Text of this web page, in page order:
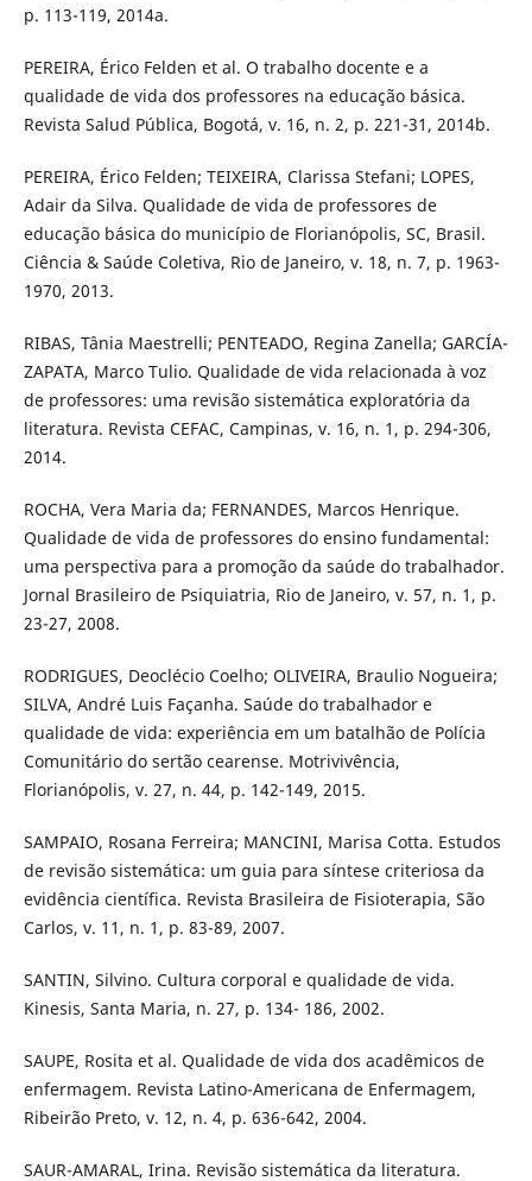
p. 113-119, 2014a.
PEREIRA, Érico Felden et al. O trabalho docente e a
qualidade de vida dos professores na educação básica.
Revista Salud Pública, Bogotá, v. 16, n. 2, p. 221-31, 2014b.
PEREIRA, Érico Felden; TEIXEIRA, Clarissa Stefani; LOPES,
Adair da Silva. Qualidade de vida de professores de
educação básica do município de Florianópolis, SC, Brasil.
Ciência & Saúde Coletiva, Rio de Janeiro, v. 18, n. 7, p. 1963-
1970, 2013.
RIBAS, Tânia Maestrelli; PENTEADO, Regina Zanella; GARCÍA-
ZAPATA, Marco Tulio. Qualidade de vida relacionada à voz
de professores: uma revisão sistemática exploratória da
literatura. Revista CEFAC, Campinas, v. 16, n. 1, p. 294-306,
2014.
ROCHA, Vera Maria da; FERNANDES, Marcos Henrique.
Qualidade de vida de professores do ensino fundamental:
uma perspectiva para a promoção da saúde do trabalhador.
Jornal Brasileiro de Psiquiatria, Rio de Janeiro, v. 57, n. 1, p.
23-27, 2008.
RODRIGUES, Deoclécio Coelho; OLIVEIRA, Braulio Nogueira;
SILVA, André Luis Façanha. Saúde do trabalhador e
qualidade de vida: experiência em um batalhão de Polícia
Comunitário do sertão cearense. Motrivivência,
Florianópolis, v. 27, n. 44, p. 142-149, 2015.
SAMPAIO, Rosana Ferreira; MANCINI, Marisa Cotta. Estudos
de revisão sistemática: um guia para síntese criteriosa da
evidência científica. Revista Brasileira de Fisioterapia, São
Carlos, v. 11, n. 1, p. 83-89, 2007.
SANTIN, Silvino. Cultura corporal e qualidade de vida.
Kinesis, Santa Maria, n. 27, p. 134- 186, 2002.
SAUPE, Rosita et al. Qualidade de vida dos acadêmicos de
enfermagem. Revista Latino-Americana de Enfermagem,
Ribeirão Preto, v. 12, n. 4, p. 636-642, 2004.
SAUR-AMARAL, Irina. Revisão sistemática da literatura.